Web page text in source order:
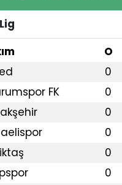
O
0
FK 0
0
0
0
0